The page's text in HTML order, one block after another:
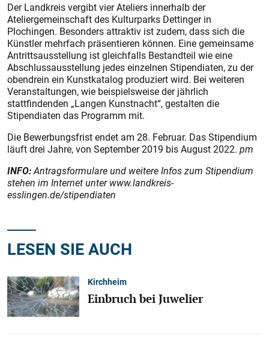
Der Landkreis vergibt vier Ateliers innerhalb der
Ateliergemeinschaft des Kulturparks Dettinger in
Plochingen. Besonders attraktiv ist zudem, dass sich die
Künstler mehrfach präsentieren können. Eine gemeinsame
Antrittsausstellung ist gleichfalls Bestandteil wie eine
Abschlussausstellung jedes einzelnen Stipendiaten, zu der
obendrein ein Kunstkatalog produziert wird. Bei weiteren
Veranstaltungen, wie beispielsweise der jährlich
stattfindenden „Langen Kunstnacht“, gestalten die
Stipendiaten das Programm mit.
Die Bewerbungsfrist endet am 28. Februar. Das Stipendium
läuft drei Jahre, von September 2019 bis August 2022. pm
INFO:Antragsformulare und weitere Infos zum Stipendium
stehen im Internet unter www.landkreis-
esslingen.de/stipendiaten
LESEN SIE AUCH
Kirchheim
Einbruch bei Juwelier